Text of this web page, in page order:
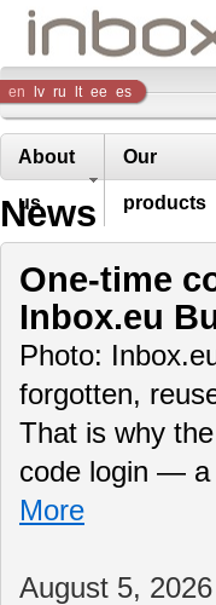
Inbox
Company
en lv ru lt ee es
About
us
Our
products
News
One-time
Inbox.eu
Photo:
forgotten,
That is why
code login — a
More
August 5, 2026